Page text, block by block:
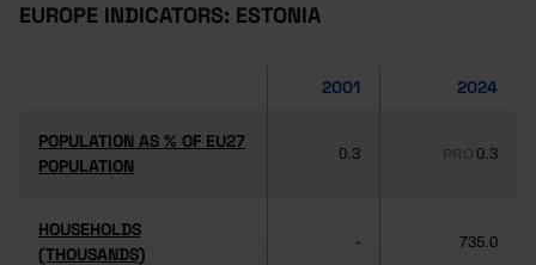
EUROPE INDICATORS: ESTONIA
2001 2024
POPULATION AS % OF EU27
POPULATION
0.3 PRO 0.3
HOUSEHOLDS
(THOUSANDS)
- 735.0